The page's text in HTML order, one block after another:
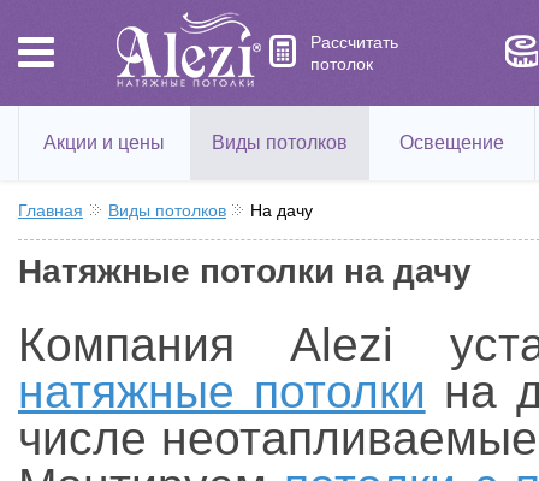
Рассчитать
потолок
Акции и цены Виды потолков Освещение
Главная Виды потолков На дачу
Натяжные потолки на дачу
Компания Alezi
натяжные потолки на
числе